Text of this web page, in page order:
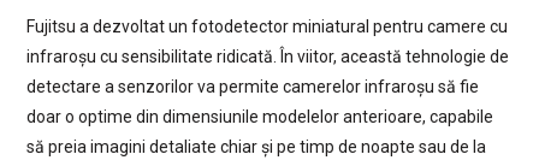
Fujitsu a dezvoltat un fotodetector miniatural pentru camere cu
infraroșu cu sensibilitate ridicată. În viitor, această tehnologie de
detectare a senzorilor va permite camerelor infraroșu să fie
doar o optime din dimensiunile modelelor anterioare, capabile
să preia imagini detaliate chiar și pe timp de noapte sau de la